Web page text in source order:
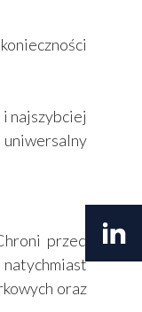
najszybciej
uniwersalny
przed
natychmiast
oraz